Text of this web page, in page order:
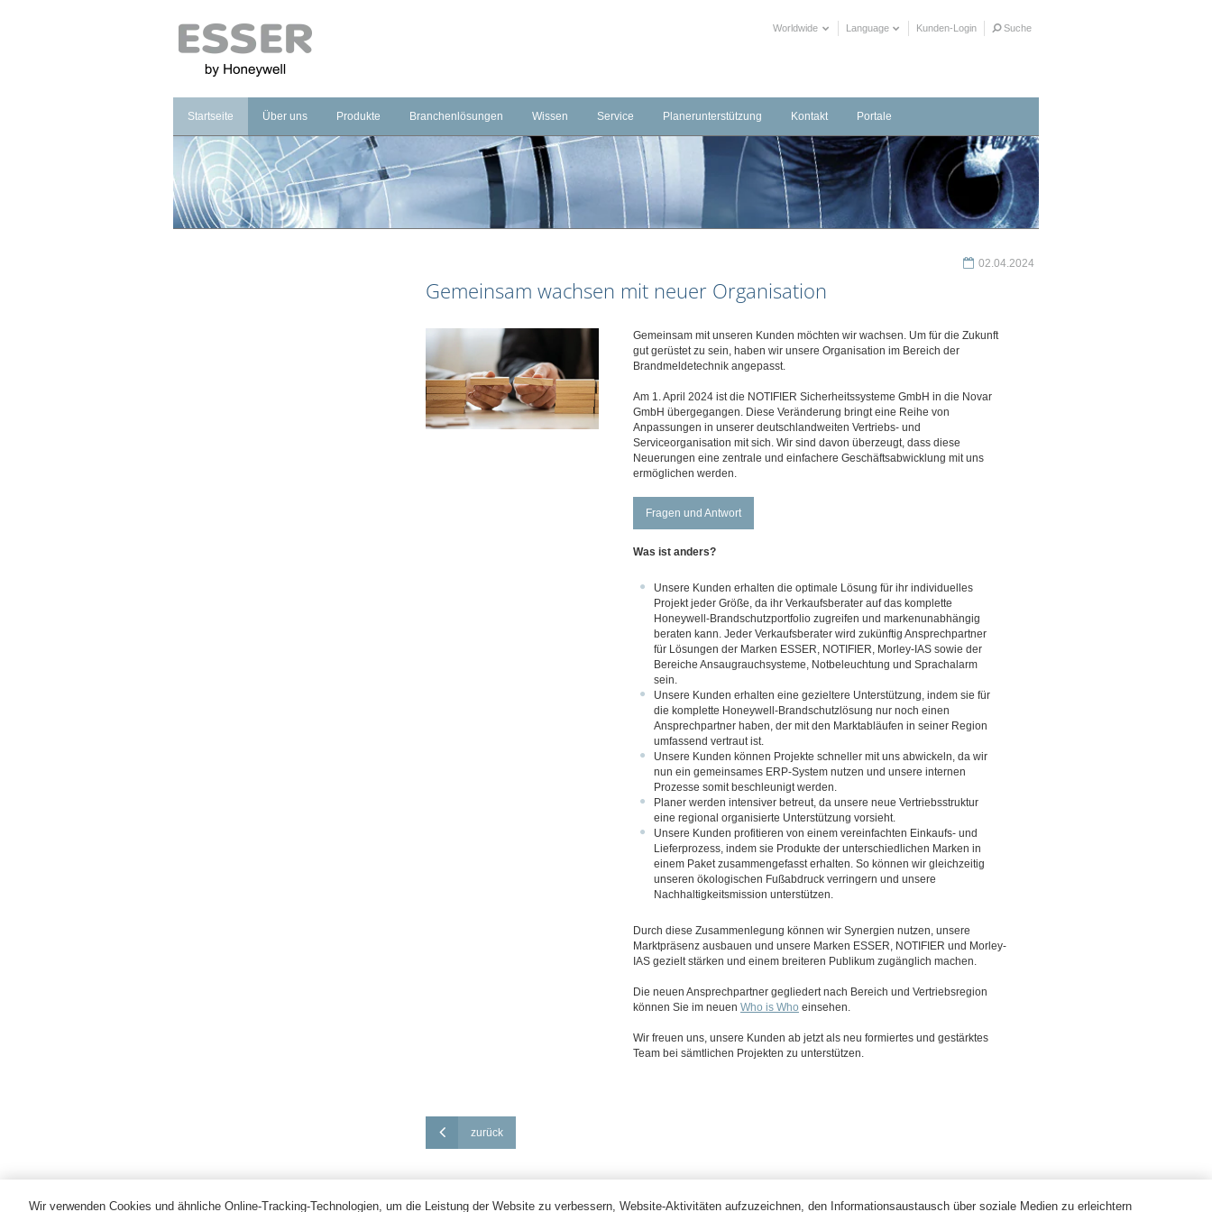
Worldwide Language Kunden-Login Suche
Startseite Über uns
Unternehmen
Marke
Produkte
Brandmeldetechnik
Sprachalarmierung
Managementsysteme
Branchenlösungen
Transport und Logistik
Industrie
Gewerbeimmobilien
Banken und Versicherungen
Telekommunikation und IT
Wissen
Schulungen & Seminare
Häufig gestellte Fragen (FAQ)
Produktvideos
Service
Downloads
Externe Links
Leistungserklärungen
Planerunterstützung Kontakt
Kontaktformular
Facherrichter in Ihrer Nähe
Unsere Distributionspartner
Portale
02.04.2024
Gemeinsam wachsen mit neuer Organisation
Gemeinsam mit unseren Kunden möchten wir wachsen. Um für die Zukunft
gut gerüstet zu sein, haben wir unsere Organisation im Bereich der
Brandmeldetechnik angepasst.
Am 1. April 2024 ist die NOTIFIER Sicherheitssysteme GmbH in die Novar
GmbH übergegangen. Diese Veränderung bringt eine Reihe von
Anpassungen in unserer deutschlandweiten Vertriebs- und
Serviceorganisation mit sich. Wir sind davon überzeugt, dass diese
Neuerungen eine zentrale und einfachere Geschäftsabwicklung mit uns
ermöglichen werden.
Fragen und Antwort
Was ist anders?
Unsere Kunden erhalten die optimale Lösung für ihr individuelles
Projekt jeder Größe, da ihr Verkaufsberater auf das komplette
Honeywell-Brandschutzportfolio zugreifen und markenunabhängig
beraten kann. Jeder Verkaufsberater wird zukünftig Ansprechpartner
für Lösungen der Marken ESSER, NOTIFIER, Morley-IAS sowie der
Bereiche Ansaugrauchsysteme, Notbeleuchtung und Sprachalarm
sein.
Unsere Kunden erhalten eine gezieltere Unterstützung, indem sie für
die komplette Honeywell-Brandschutzlösung nur noch einen
Ansprechpartner haben, der mit den Marktabläufen in seiner Region
umfassend vertraut ist.
Unsere Kunden können Projekte schneller mit uns abwickeln, da wir
nun ein gemeinsames ERP-System nutzen und unsere internen
Prozesse somit beschleunigt werden.
Planer werden intensiver betreut, da unsere neue Vertriebsstruktur
eine regional organisierte Unterstützung vorsieht.
Unsere Kunden profitieren von einem vereinfachten Einkaufs- und
Lieferprozess, indem sie Produkte der unterschiedlichen Marken in
einem Paket zusammengefasst erhalten. So können wir gleichzeitig
unseren ökologischen Fußabdruck verringern und unsere
Nachhaltigkeitsmission unterstützen.
Durch diese Zusammenlegung können wir Synergien nutzen, unsere
Marktpräsenz ausbauen und unsere Marken ESSER, NOTIFIER und Morley-
IAS gezielt stärken und einem breiteren Publikum zugänglich machen.
Die neuen Ansprechpartner gegliedert nach Bereich und Vertriebsregion
können Sie im neuen Who is Who einsehen.
Wir freuen uns, unsere Kunden ab jetzt als neu formiertes und gestärktes
Team bei sämtlichen Projekten zu unterstützen.
zurück
Wir verwenden Cookies und ähnliche Online-Tracking-Technologien, um die Leistung der Website zu verbessern, Website-Aktivitäten aufzuzeichnen, den Informationsaustausch über soziale Medien zu erleichtern